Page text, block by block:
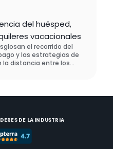
del huésped,
vacacionales
el recorrido del
y las estrategias de
la distancia entre los
DE LA INDUSTRIA